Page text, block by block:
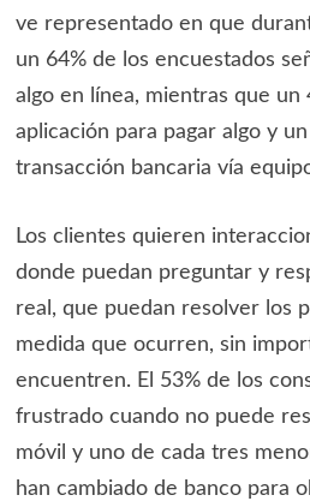
ve representado en que
un 64% de los encuestados
algo en línea, mientras que un
aplicación para pagar algo y
transacción bancaria vía
Los clientes quieren
donde puedan preguntar y
real, que puedan resolver los
medida que ocurren, sin
encuentren. El 53% de los
frustrado cuando no puede
móvil y uno de cada tres
han cambiado de banco para